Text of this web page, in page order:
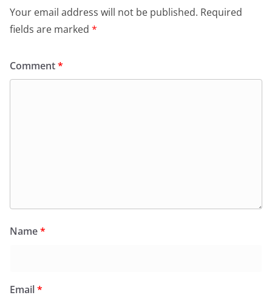
Your email address will not be published. Required
fields are marked *
Comment*
Name*
Email*